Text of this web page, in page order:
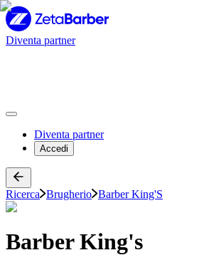
Diventa partner
Diventa partner
Accedi
Ricerca Brugherio Barber King'S
Barber King's